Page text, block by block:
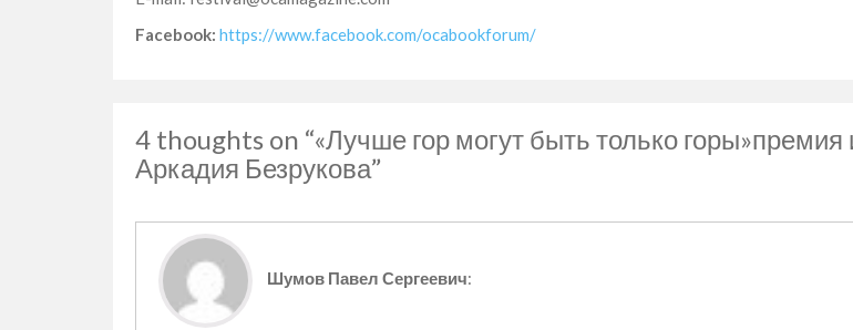
Facebook: https://www.facebook.com/ocabookforum/
4 thoughts on “«Лучше гор могут быть только горы»премия
Аркадия Безрукова”
Шумов Павел Сергеевич: